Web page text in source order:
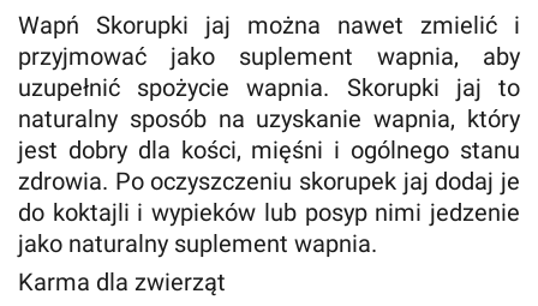
Wapń Skorupki jaj można nawet zmielić i
przyjmować jako suplement wapnia, aby
uzupełnić spożycie wapnia. Skorupki jaj to
naturalny sposób na uzyskanie wapnia, który
jest dobry dla kości, mięśni i ogólnego stanu
zdrowia. Po oczyszczeniu skorupek jaj dodaj je
do koktajli i wypieków lub posyp nimi jedzenie
jako naturalny suplement wapnia.
Karma dla zwierząt